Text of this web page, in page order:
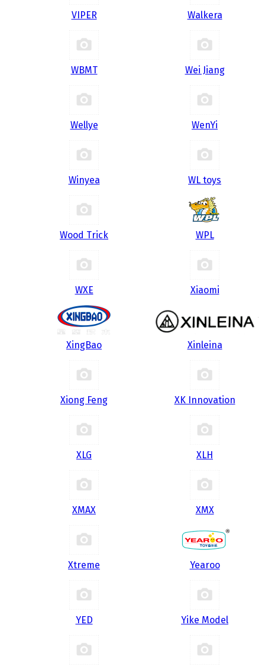
VIPER Walkera
WBMT Wei Jiang
Wellye WenYi
Winyea WL toys
Wood Trick WPL
WXE Xiaomi
XingBao Xinleina
Xiong Feng XK Innovation
XLG XLH
XMAX XMX
Xtreme Yearoo
YED Yike Model